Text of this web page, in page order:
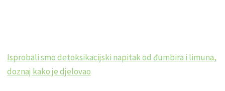
Isprobali smo detoksikacijski napitak od đumbira i limuna,
doznaj kako je djelovao